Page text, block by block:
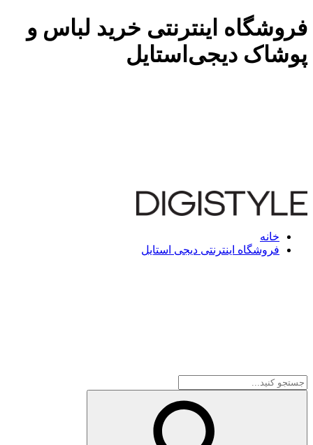
فروشگاه اینترنتی خرید لباس و
پوشاک دیجی‌استایل
خانه
فروشگاه اینترنتی دیجی استایل